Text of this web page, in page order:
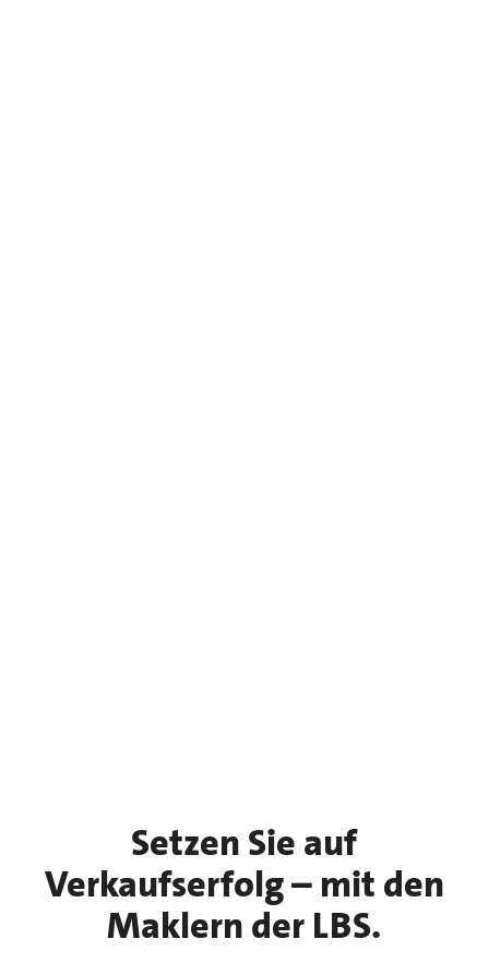
Setzen Sie auf
Verkaufserfolg – mit den
Maklern der LBS.